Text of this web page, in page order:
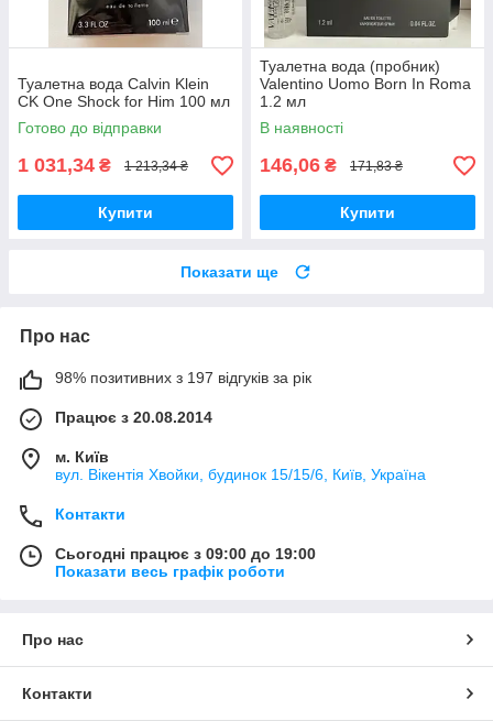
Туалетна вода Calvin Klein
CK One Shock for Him 100 мл
Готово до відправки
1 031,34 ₴ 1 213,34 ₴
Купити
Туалетна вода (пробник)
Valentino Uomo Born In Roma
1.2 мл
В наявності
146,06 ₴ 171,83 ₴
Купити
Показати ще
Про нас
98% позитивних з 197 відгуків за рік
Працює з 20.08.2014
м. Київ
вул. Вікентія Хвойки, будинок 15/15/6, Київ, Україна
Контакти
Сьогодні працює з 09:00 до 19:00
Показати весь графік роботи
Про нас
Контакти